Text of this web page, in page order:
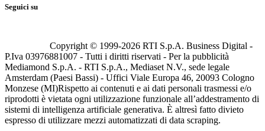
Seguici su
Copyright © 1999-2026 RTI S.p.A. Business Digital -
P.Iva 03976881007 - Tutti i diritti riservati - Per la pubblicità
Mediamond S.p.A. - RTI S.p.A., Mediaset N.V., sede legale
Amsterdam (Paesi Bassi) - Uffici Viale Europa 46, 20093 Cologno
Monzese (MI)Rispetto ai contenuti e ai dati personali trasmessi e/o
riprodotti è vietata ogni utilizzazione funzionale all’addestramento di
sistemi di intelligenza artificiale generativa. È altresì fatto divieto
espresso di utilizzare mezzi automatizzati di data scraping.